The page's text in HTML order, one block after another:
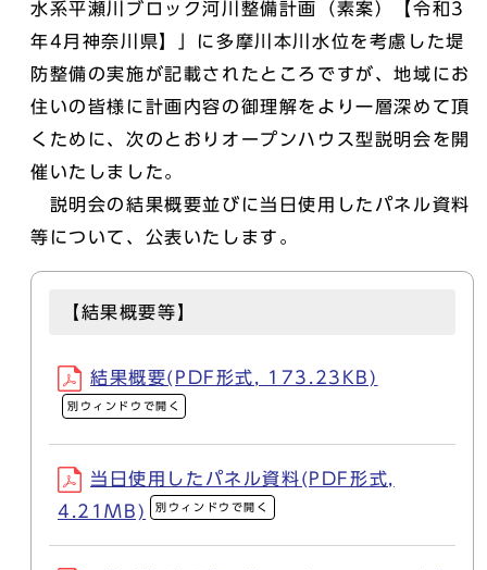
水系平瀬川ブロック河川整備計画（素案）【令和3
年4月神奈川県】」に多摩川本川水位を考慮した堤
防整備の実施が記載されたところですが、地域にお
住いの皆様に計画内容の御理解をより一層深めて頂
くために、次のとおりオープンハウス型説明会を開
催いたしました。
説明会の結果概要並びに当日使用したパネル資料
等について、公表いたします。
【結果概要等】
結果概要(PDF形式, 173.23KB)
別ウィンドウで開く
当日使用したパネル資料(PDF形式,
4.21MB)
別ウィンドウで開く